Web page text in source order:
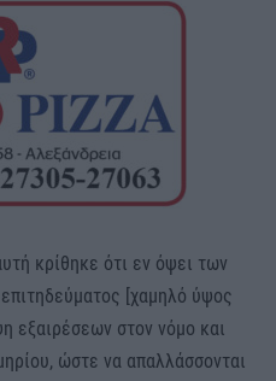
κρίθηκε ότι εν όψει των
[χαμηλό ύψος
εξαιρέσεων στον νόμο και
ώστε να απαλλάσσονται